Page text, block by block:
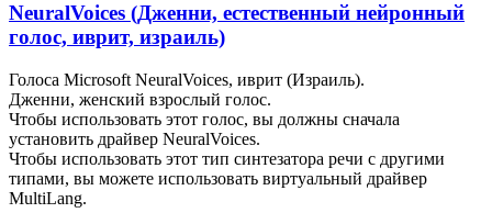
NeuralVoices (Дженни, естественный нейронный
голос, иврит, израиль)
Голоса Microsoft NeuralVoices, иврит (Израиль).
Дженни, женский взрослый голос.
Чтобы использовать этот голос, вы должны сначала
установить драйвер NeuralVoices.
Чтобы использовать этот тип синтезатора речи с другими
типами, вы можете использовать виртуальный драйвер
MultiLang.